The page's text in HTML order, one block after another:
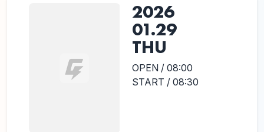
2026
01.29
THU
OPEN / 08:00
START / 08:30